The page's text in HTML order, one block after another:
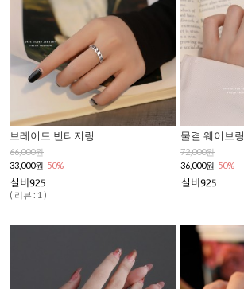
브레이드 빈티지링
66,000원
33,000원 50%
( 리뷰 : 1 )
물결 웨이브링
72,000원
36,000원 50%